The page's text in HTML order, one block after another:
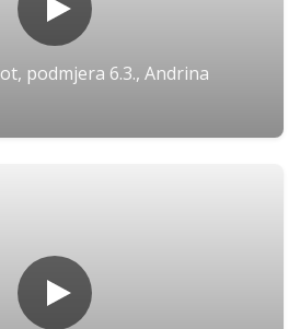
podmjera 6.3., Andrina